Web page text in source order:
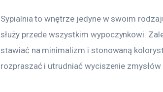
Sypialnia to wnętrze jedyne w swoim
służy przede wszystkim wypoczynkowi.
stawiać na minimalizm i stonowaną
rozpraszać i utrudniać wyciszenie